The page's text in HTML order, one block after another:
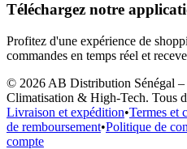
Téléchargez notre
Profitez d'une expérience de
commandes en temps réel et
© 2026 AB Distribution Sénégal –
Climatisation & High-Tech. Tous
Livraison et expédition•Termes et
de remboursement•Politique de
compte